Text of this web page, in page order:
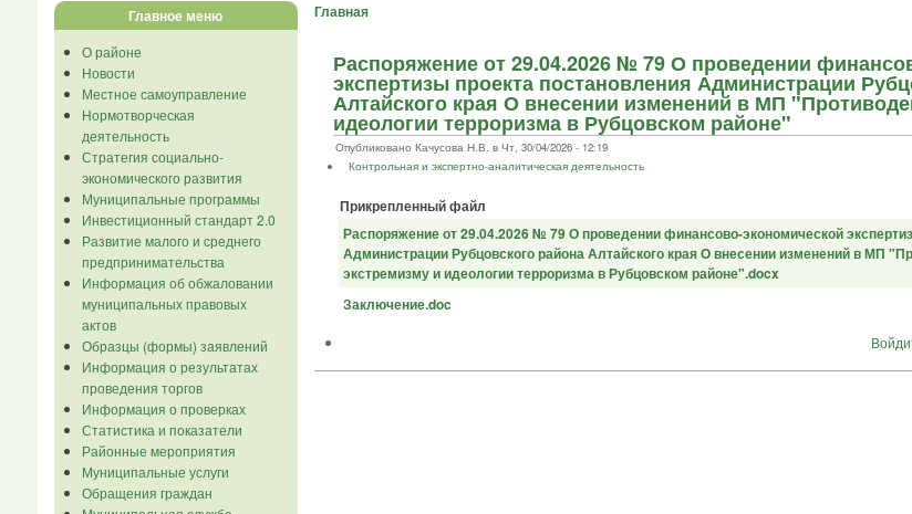
Главное меню
О районе
Новости
Местное самоуправление
Нормотворческая
деятельность
Стратегия социально-
экономического развития
Муниципальные программы
Инвестиционный стандарт 2.0
Развитие малого и среднего
предпринимательства
Информация об обжаловании
муниципальных правовых
актов
Образцы (формы) заявлений
Информация о результатах
проведения торгов
Информация о проверках
Статистика и показатели
Районные мероприятия
Муниципальные услуги
Обращения граждан
Главная
Распоряжение от 29.04.2026 № 79 О проведении
экспертизы проекта постановления Администрации
Алтайского края О внесении изменений в МП
идеологии терроризма в Рубцовском районе"
Опубликовано Качусова Н.В. в Чт, 30/04/2026 - 12:19
Контрольная и экспертно-аналитическая деятельность
Прикрепленный файл
Распоряжение от 29.04.2026 № 79 О проведении финансово-экономической
Администрации Рубцовского района Алтайского края О внесении изменений в МП
экстремизму и идеологии терроризма в Рубцовском районе".docx
Заключение.doc